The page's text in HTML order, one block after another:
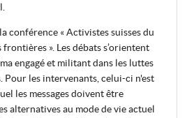
conférence « Activistes suisses du
». Les débats s’orientent
engagé et militant dans les luttes
Pour les intervenants, celui-ci n'est
les messages doivent être
alternatives au mode de vie actuel